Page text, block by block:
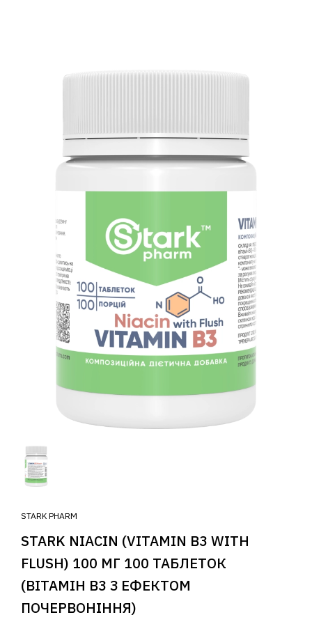
STARK PHARM
STARK NIACIN (VITAMIN B3 WITH
FLUSH) 100 МГ 100 ТАБЛЕТОК
(ВІТАМІН B3 З ЕФЕКТОМ
ПОЧЕРВОНІННЯ)